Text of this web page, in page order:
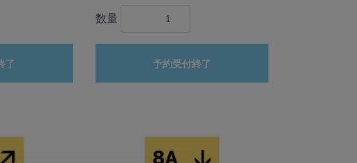
了
数量
予約受付終了